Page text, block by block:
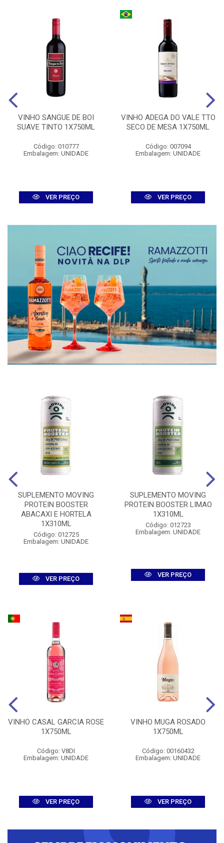
VINHO SANGUE DE BOI
SUAVE TINTO 1X750ML
Código: 010777
Embalagem: UNIDADE
VER PREÇO
VINHO ADEGA DO VALE TTO
SECO DE MESA 1X750ML
Código: 007094
Embalagem: UNIDADE
VER PREÇO
SUPLEMENTO MOVING
PROTEIN BOOSTER
ABACAXI E HORTELA
1X310ML
Código: 012725
Embalagem: UNIDADE
VER PREÇO
SUPLEMENTO MOVING
PROTEIN BOOSTER LIMAO
1X310ML
Código: 012723
Embalagem: UNIDADE
VER PREÇO
VINHO CASAL GARCIA ROSE
1X750ML
Código: V8DI
Embalagem: UNIDADE
VER PREÇO
VINHO MUGA ROSADO
1X750ML
Código: 00160432
Embalagem: UNIDADE
VER PREÇO